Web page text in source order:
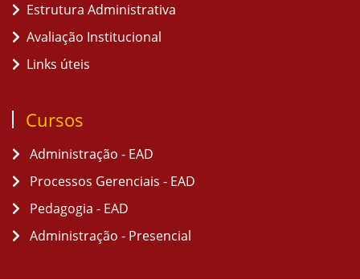
Estrutura Administrativa
Avaliação Institucional
Links úteis
Cursos
Administração - EAD
Processos Gerenciais - EAD
Pedagogia - EAD
Administração - Presencial